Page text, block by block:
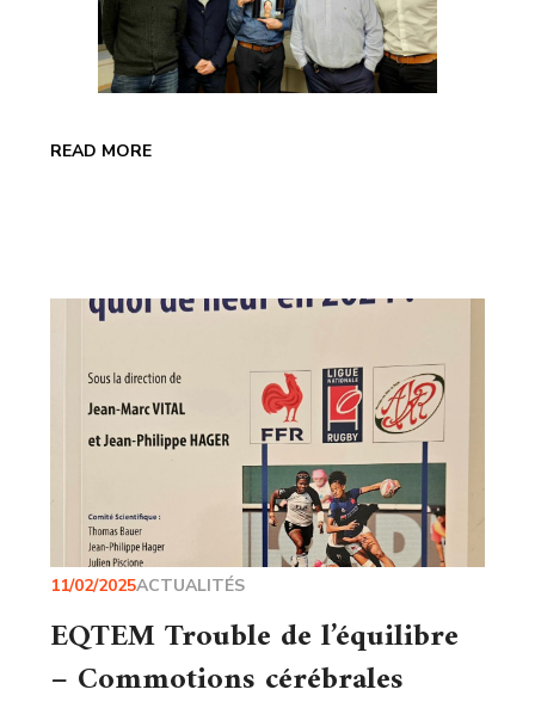
READ MORE
11/02/2025ACTUALITÉS
EQTEM Trouble de l’équilibre
– Commotions cérébrales